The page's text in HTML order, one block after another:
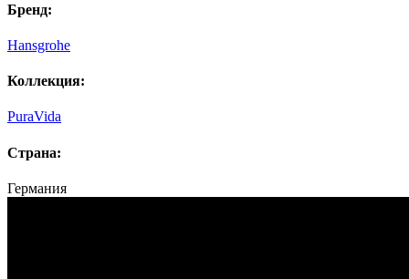
Бренд:
Hansgrohe
Коллекция:
PuraVida
Страна:
Германия